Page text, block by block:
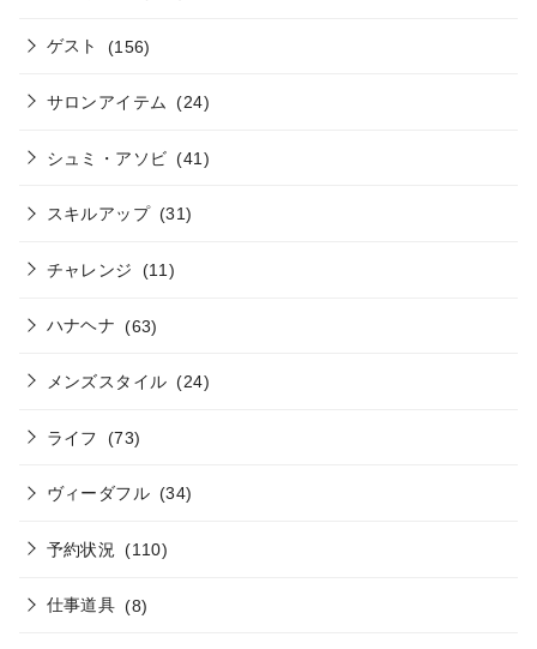
ゲスト (156)
サロンアイテム (24)
シュミ・アソビ (41)
スキルアップ (31)
チャレンジ (11)
ハナヘナ (63)
メンズスタイル (24)
ライフ (73)
ヴィーダフル (34)
予約状況 (110)
仕事道具 (8)